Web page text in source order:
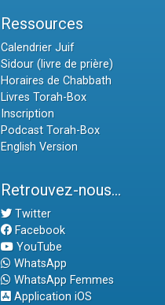
Ressources
Calendrier Juif
Sidour (livre de prière)
Horaires de Chabbath
Livres Torah-Box
Inscription
Podcast Torah-Box
English Version
Retrouvez-nous...
Twitter
Facebook
YouTube
WhatsApp
WhatsApp Femmes
Application iOS